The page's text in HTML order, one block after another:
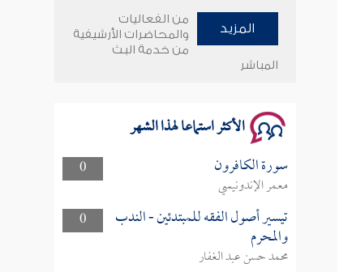
وأمنهم من خوف 9
سلسلة محاضرات نفحات رمضانية
المزيد
من الفعاليات
والمحاضرات الأرشيفية
من خدمة البث
المباشر
الأكثر استماعا لهذا الشهر
0 سورة الكافرون
معمر الإندونيسي
0
تيسير أصول الفقه للمبتدئين - الندب
والمحرم
محمد حسن عبد الغفار